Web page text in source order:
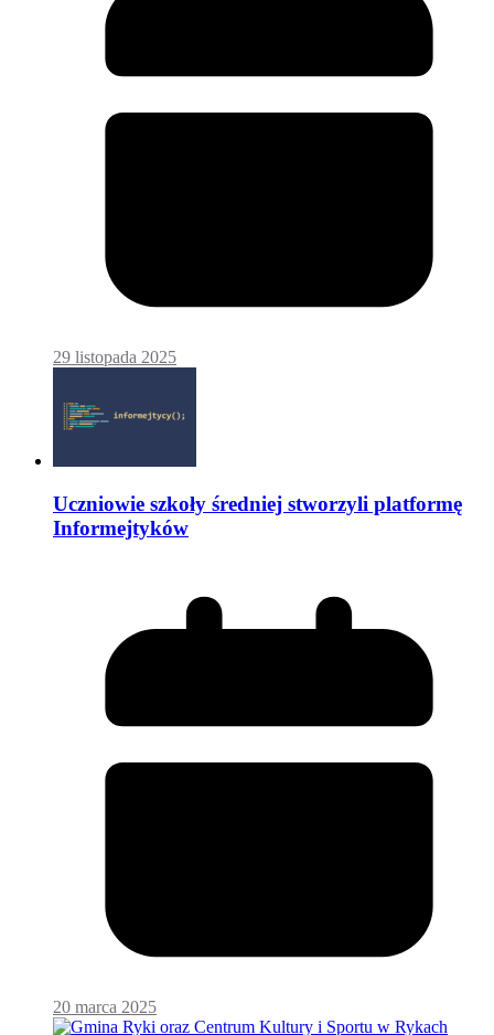
29 listopada 2025
Uczniowie szkoły średniej stworzyli platformę
Informejtyków
20 marca 2025